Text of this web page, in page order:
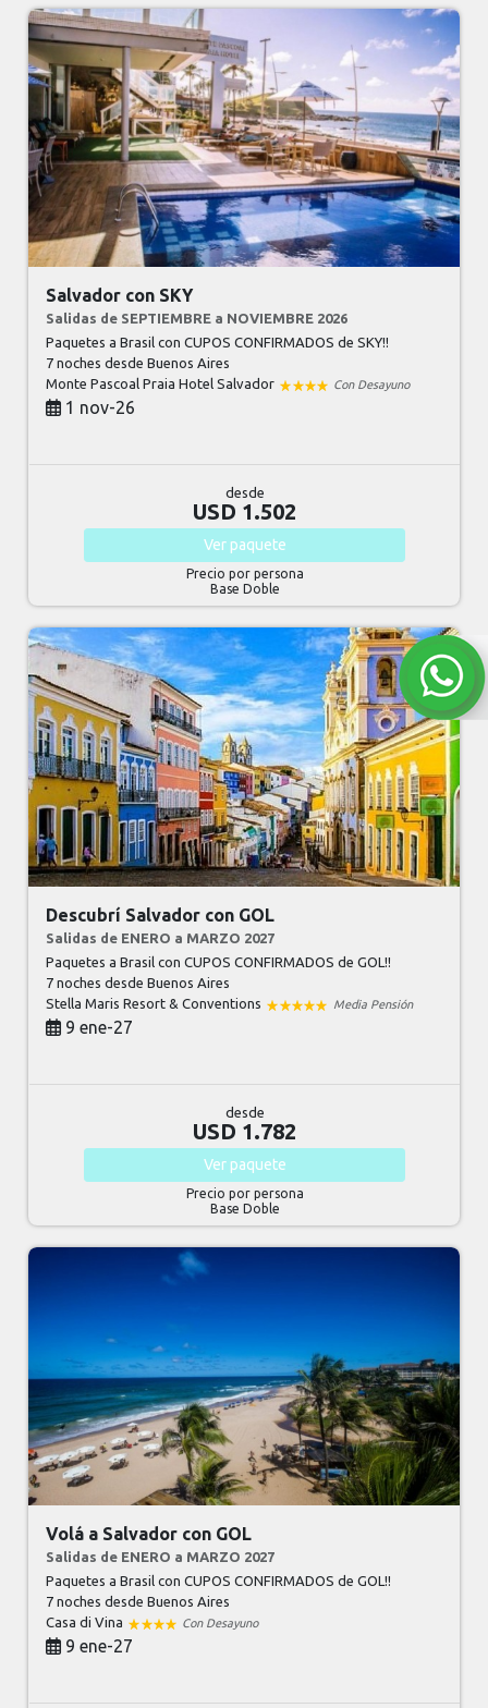
Salvador con SKY
Salidas de SEPTIEMBRE a NOVIEMBRE 2026
Paquetes a Brasil con CUPOS CONFIRMADOS de SKY!!
7 nochesdesde Buenos Aires
Monte Pascoal Praia Hotel Salvador
Con Desayuno
1 nov-26
desde
USD 1.502
Ver paquete
Precio por persona
Base Doble
Descubrí Salvador con GOL
Salidas de ENERO a MARZO 2027
Paquetes a Brasil con CUPOS CONFIRMADOS de GOL!!
7 nochesdesde Buenos Aires
Stella Maris Resort & Conventions
Media Pensión
9 ene-27
desde
USD 1.782
Ver paquete
Precio por persona
Base Doble
Volá a Salvador con GOL
Salidas de ENERO a MARZO 2027
Paquetes a Brasil con CUPOS CONFIRMADOS de GOL!!
7 nochesdesde Buenos Aires
Casa di Vina
Con Desayuno
9 ene-27